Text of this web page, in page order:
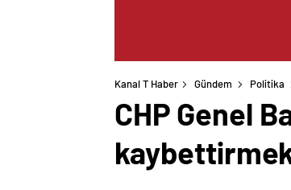
Kanal T Haber Gündem Politika
CHP Genel